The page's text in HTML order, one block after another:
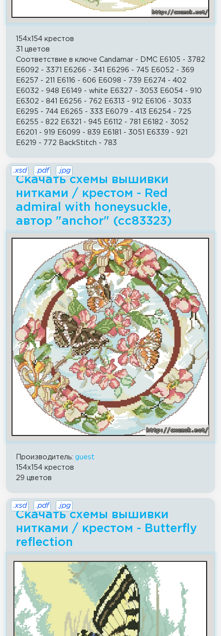
154x154 крестов
31 цветов
Соответствие в ключе Candamar - DMC E6105 - 3782
E6092 - 3371 E6266 - 341 E6296 - 745 E6052 - 369
E6257 - 211 E6116 - 606 E6098 - 739 E6274 - 402
E6032 - 948 E6149 - white E6327 - 3053 E6054 - 910
E6302 - 841 E6256 - 762 E6313 - 912 E6106 - 3033
E6295 - 744 E6265 - 333 E6079 - 413 E6254 - 725
E6255 - 822 E6321 - 945 E6112 - 781 E6182 - 3052
E6201 - 919 E6099 - 839 E6181 - 3051 E6339 - 921
E6219 - 772 BackStitch - 783
Скачать схемы вышивки
нитками / крестом - Red
admiral with honeysuckle,
автор "anchor" (cc83323)
.xsd .pdf .jpg
Производитель: guest
154x154 крестов
29 цветов
Скачать схемы вышивки
нитками / крестом - Butterfly
reflection
.xsd .pdf .jpg